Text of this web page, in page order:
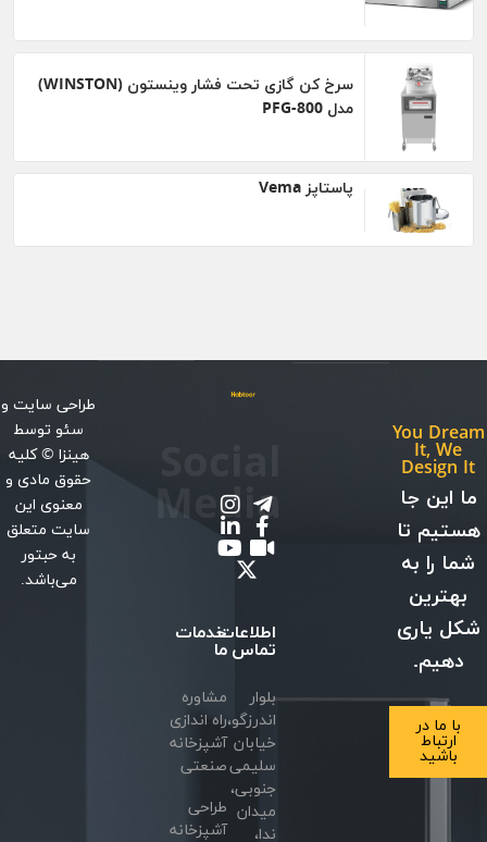
سرخ کن گازی تحت فشار وینستون (WINSTON)
مدل PFG-800
پاستاپز Vema
You Dream
It, We
Design It
ما این جا
هستیم تا
شما را به
بهترین
شکل یاری
دهیم.
با ما در
ارتباط
باشید
اطلاعات
تماس
بلوار
اندرزگو،
خیابان
سلیمی
جنوبی،
میدان
ندا،
Media
خدمات
ما
مشاوره
راه اندازی
آشپزخانه
صنعتی
طراحی
آشپزخانه
طراحی سایتو
سئوتوسط
هینزا © کلیه
حقوق مادی و
معنوی این
سایت متعلق
به حبتور
می‌باشد.